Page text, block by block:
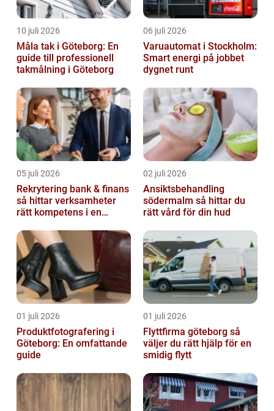
10 juli 2026
Måla tak i Göteborg: En
guide till professionell
takmålning i Göteborg
06 juli 2026
Varuautomat i Stockholm:
Smart energi på jobbet
dygnet runt
05 juli 2026
Rekrytering bank & finans
så hittar verksamheter
rätt kompetens i en
02 juli 2026
Ansiktsbehandling
södermalm så hittar du
rätt vård för din hud
01 juli 2026
Produktfotografering i
Göteborg: En omfattande
guide
01 juli 2026
Flyttfirma göteborg så
väljer du rätt hjälp för en
smidig flytt